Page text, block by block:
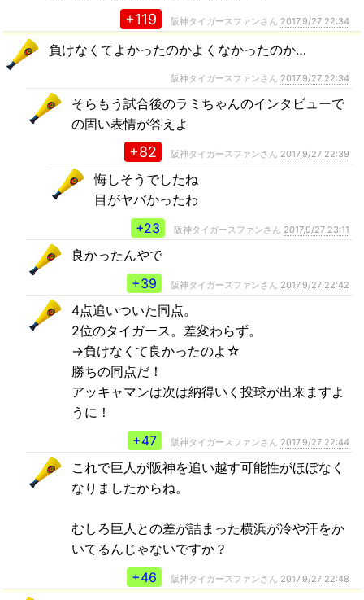
+119 阪神タイガースファンさん 2017,9/27 22:34
負けなくてよかったのかよくなかったのか…
阪神タイガースファンさん 2017,9/27 22:34
そらもう試合後のラミちゃんのインタビューで
の固い表情が答えよ
+82 阪神タイガースファンさん 2017,9/27 22:39
悔しそうでしたね
目がヤバかったわ
+23
阪神タイガースファンさん 2017,9/27 23:11
良かったんやで
+39
阪神タイガースファンさん 2017,9/27 22:42
4点追いついた同点。
2位のタイガース。差変わらず。
→負けなくて良かったのよ☆
勝ちの同点だ！
アッキャマンは次は納得いく投球が出来ますよ
うに！
+47
阪神タイガースファンさん 2017,9/27 22:44
これで巨人が阪神を追い越す可能性がほぼなく
なりましたからね。
むしろ巨人との差が詰まった横浜が冷や汗をか
いてるんじゃないですか？
+46
阪神タイガースファンさん 2017,9/27 22:48